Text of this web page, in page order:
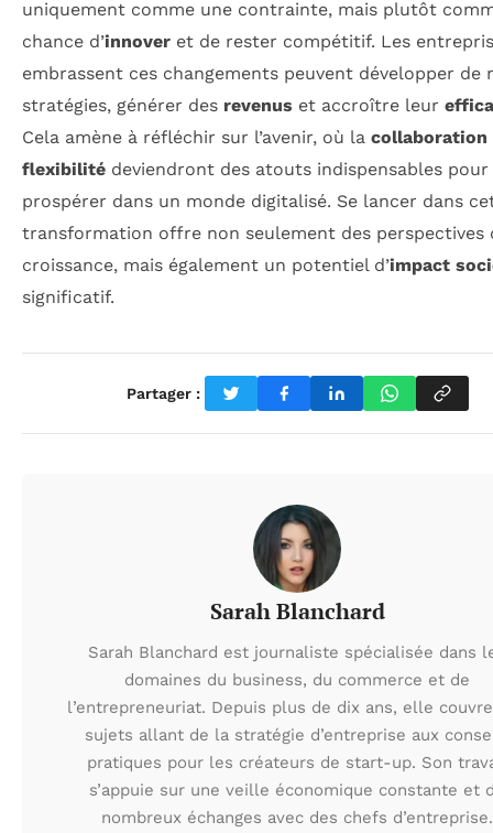
uniquement comme une contrainte, mais plutôt
chance d’innover et de rester compétitif. Les
embrassent ces changements peuvent développer de
stratégies, générer des revenus et accroître leur
Cela amène à réfléchir sur l’avenir, où la collaboration
flexibilité deviendront des atouts indispensables pour
prospérer dans un monde digitalisé. Se lancer dans
transformation offre non seulement des perspectives
croissance, mais également un potentiel d’impact
significatif.
Partager :
Sarah Blanchard
Sarah Blanchard est journaliste spécialisée dans
domaines du business, du commerce et de
l’entrepreneuriat. Depuis plus de dix ans, elle
sujets allant de la stratégie d’entreprise aux
pratiques pour les créateurs de start-up. Son
s’appuie sur une veille économique constante et
nombreux échanges avec des chefs d’entreprise.